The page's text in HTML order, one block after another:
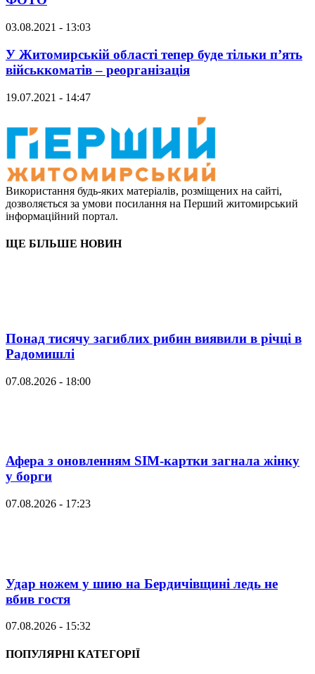
03.08.2021 - 13:03
У Житомирській області тепер буде тільки п’ять
військкоматів – реорганізація
19.07.2021 - 14:47
Використання будь-яких матеріалів, розміщених на сайті,
дозволяється за умови посилання на Перший житомирський
інформаційний портал.
ЩЕ БІЛЬШЕ НОВИН
Понад тисячу загиблих рибин виявили в річці в
Радомишлі
07.08.2026 - 18:00
Афера з оновленням SIM-картки загнала жінку
у борги
07.08.2026 - 17:23
Удар ножем у шию на Бердичівщині ледь не
вбив гостя
07.08.2026 - 15:32
ПОПУЛЯРНІ КАТЕГОРІЇ